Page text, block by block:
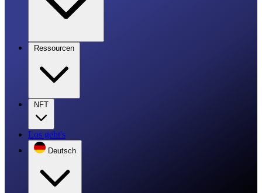
Ressourcen
NFT
Los geht's
Deutsch